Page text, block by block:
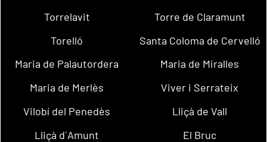
Torrelavit
Torre de Claramunt
Torelló
Santa Coloma de Cervelló
Maria de Palautordera
Maria de Miralles
Maria de Merlès
Viver i Serrateix
Vilobí del Penedès
Lliçà de Vall
Lliçà d´Amunt
El Bruc